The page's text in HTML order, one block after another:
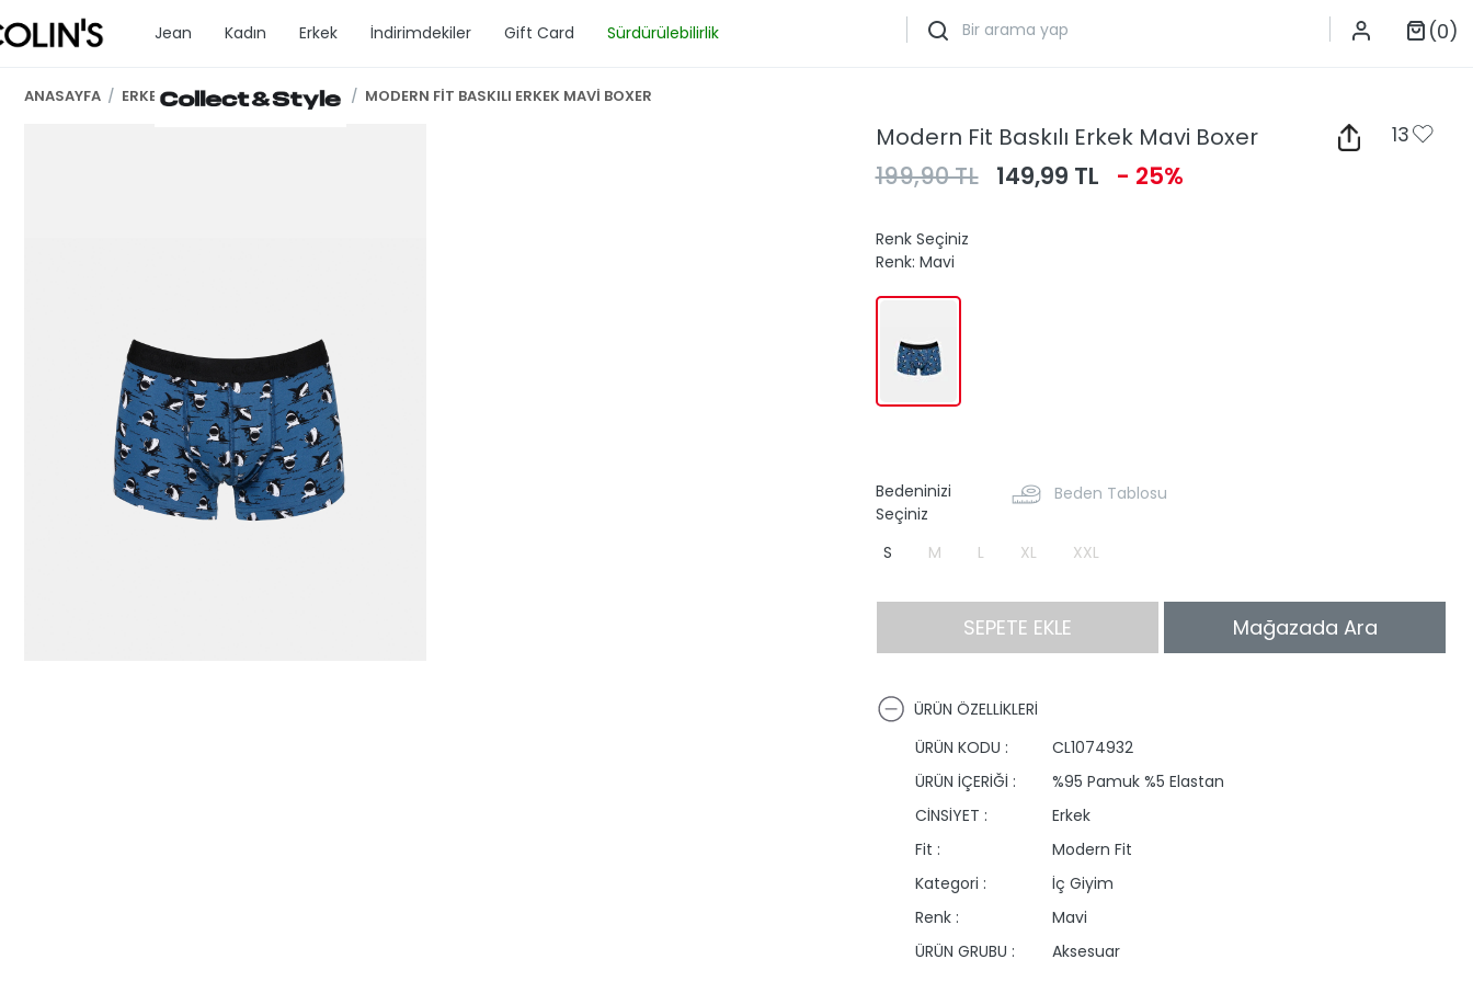
Jean Kadın Erkek İndirimdekiler Gift Card Sürdürülebilirlik (0)
ANASAYFA / ERKEK GİYİM / ERKEK İC GİYİM / MODERN FİT BASKILI ERKEK MAVİ BOXER
Modern Fit Baskılı Erkek Mavi Boxer 13
199,90 TL 149,99 TL - 25%
Renk Seçiniz
Renk: Mavi
Bedeninizi
Seçiniz
Beden Tablosu
S M L XL XXL
SEPETE EKLE Mağazada Ara
ÜRÜN ÖZELLİKLERİ
ÜRÜN KODU :
CL1074932
ÜRÜN İÇERİĞİ :
%95 Pamuk %5 Elastan
CİNSİYET :
Erkek
Fit :
Modern Fit
Kategori :
İç Giyim
Renk :
Mavi
ÜRÜN GRUBU :
Aksesuar